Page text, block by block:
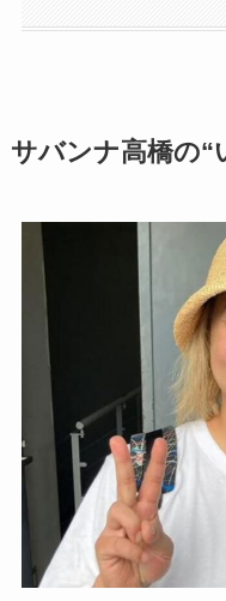
サバンナ高橋の“